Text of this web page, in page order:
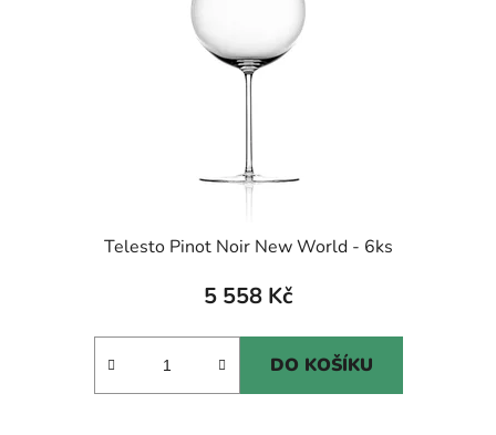
Telesto Pinot Noir New World - 6ks
5 558 Kč
DO KOŠÍKU